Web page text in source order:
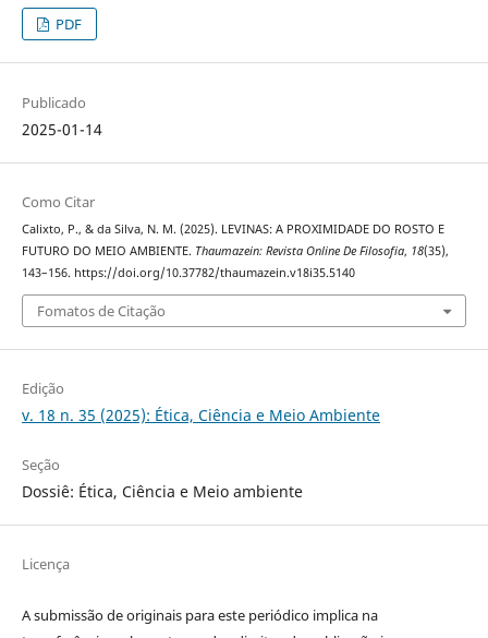
PDF
Publicado
2025-01-14
Como Citar
Calixto, P., & da Silva, N. M. (2025). LEVINAS: A PROXIMIDADE DO ROSTO E
FUTURO DO MEIO AMBIENTE. Thaumazein: Revista Online De Filosofia, 18(35),
143–156. https://doi.org/10.37782/thaumazein.v18i35.5140
Fomatos de Citação
Edição
v. 18 n. 35 (2025): Ética, Ciência e Meio Ambiente
Seção
Dossiê: Ética, Ciência e Meio ambiente
Licença
A submissão de originais para este periódico implica na